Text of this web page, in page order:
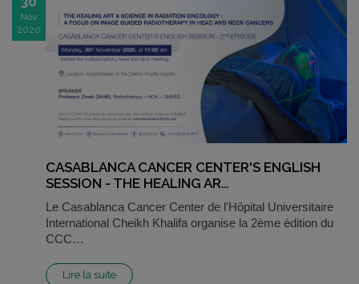
Nov
2020
CASABLANCA CANCER CENTER'S ENGLISH
SESSION - THE HEALING AR…
Le Casablanca Cancer Center de l'Hôpital Universitaire
International Cheikh Khalifa organise la 2ème édition du
CCC…
Lire la suite